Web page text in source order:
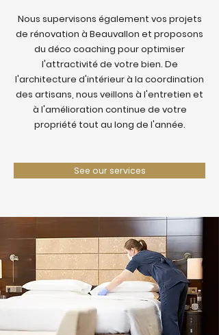
Nous supervisons également vos projets
de rénovation à Beauvallon et proposons
du déco coaching pour optimiser
l'attractivité de votre bien. De
l'architecture d'intérieur à la coordination
des artisans, nous veillons à l'entretien et
à l'amélioration continue de votre
propriété tout au long de l'année.
See our services